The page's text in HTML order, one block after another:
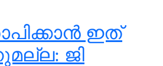
ഇത്
ജി